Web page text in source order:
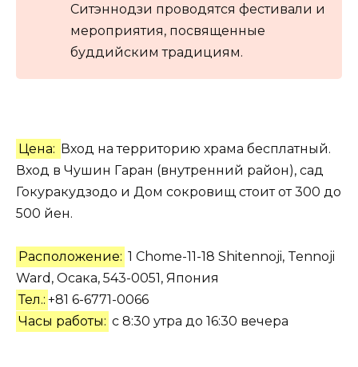
Ситэннодзи проводятся фестивали и
мероприятия, посвященные
буддийским традициям.
Цена: Вход на территорию храма бесплатный.
Вход в Чушин Гаран (внутренний район), сад
Гокуракудзодо и Дом сокровищ стоит от 300 до
500 йен.
Расположение: 1 Chome-11-18 Shitennoji, Tennoji
Ward, Осака, 543-0051, Япония
Тел.: +81 6-6771-0066
Часы работы: с 8:30 утра до 16:30 вечера